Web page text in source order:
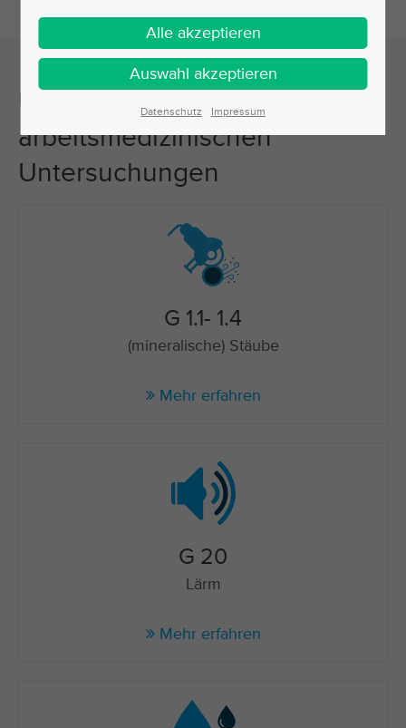
Übersicht der
arbeitsmedizinischen
Untersuchungen
G 1.1- 1.4
(mineralische) Stäube
Mehr erfahren
G 20
Lärm
Mehr erfahren
Datenschutz Impressum